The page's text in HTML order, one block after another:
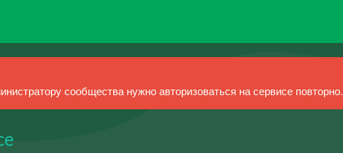
сообщества нужно авторизоваться на сервисе повторно.